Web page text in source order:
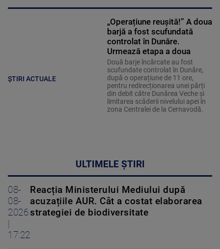
ȘTIRI ACTUALE
„Operațiune reușită!” A doua
barjă a fost scufundată
controlat în Dunăre.
Urmează etapa a doua
Două barje încărcate au fost
scufundate controlat în Dunăre,
după o operațiune de 11 ore,
pentru redirecționarea unei părți
din debit către Dunărea Veche și
limitarea scăderii nivelului apei în
zona Centralei de la Cernavodă.
ULTIMELE ȘTIRI
08-
08-
2026
17:22
Reacția Ministerului Mediului după
acuzațiile AUR. Cât a costat elaborarea
strategiei de biodiversitate